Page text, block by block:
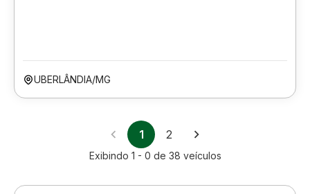
UBERLÂNDIA/MG
1 2
Exibindo 1 - 0 de 38 veículos